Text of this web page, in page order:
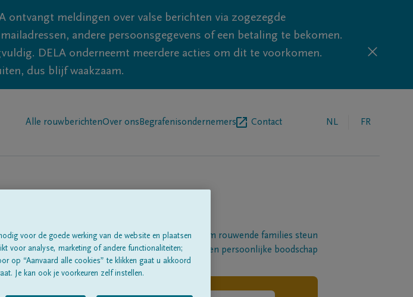
ontvangt meldingen over valse berichten via zogezegde
andere persoonsgegevens of een betaling te bekomen.
DELA onderneemt meerdere acties om dit te voorkomen.
dus blijf waakzaam.
Alle rouwberichtenOver ons Begrafenisondernemers Contact NL FR
Een platform om rouwende families steun
te betuigen met een persoonlijke boodschap
voor de goede werking van de website en plaatsen
voor analyse, marketing of andere functionaliteiten;
op “Aanvaard alle cookies” te klikken gaat u akkoord
Je kan ook je voorkeuren zelf instellen.